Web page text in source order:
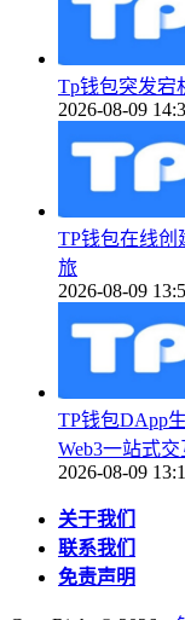
Tp钱包突发宕
2026-08-09
TP钱包在线创
旅
2026-08-09
TP钱包DApp
Web3一站式
2026-08-09
关于我们
联系我们
免责声明